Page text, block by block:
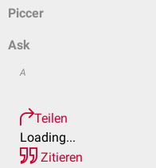
Piccer
Ask
A
Teilen
Loading...
Zitieren